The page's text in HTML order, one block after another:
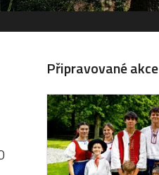
Připravované akce